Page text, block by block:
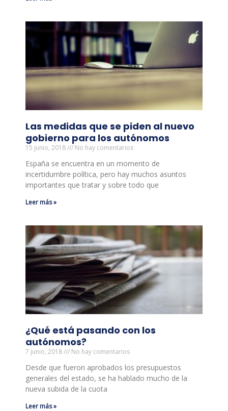
Las medidas que se piden al nuevo
gobierno para los autónomos
15 junio, 2018 No hay comentarios
España se encuentra en un momento de
incertidumbre política, pero hay muchos asuntos
importantes que tratar y sobre todo que
Leer más »
¿Qué está pasando con los
autónomos?
7 junio, 2018 No hay comentarios
Desde que fueron aprobados los presupuestos
generales del estado, se ha hablado mucho de la
nueva subida de la cuota
Leer más »